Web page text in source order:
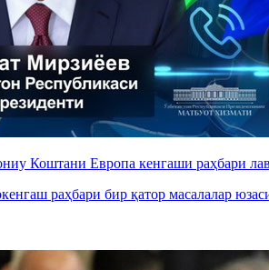
Коштани Европа кенгаши раҳбари
раҳбари бир қатор масалалар